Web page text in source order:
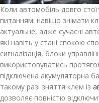
Коли автомобіль довго
питанням: навіщо знімати
актуальне, адже сучасні
які навіть у стані спокою
сигналізація, блоки
використовуватись
підключена акумуляторна
такому разі зняття клем із
дозволяє повністю